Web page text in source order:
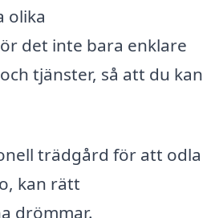
olika
det inte bara enklare
tjänster, så att du kan
trädgård för att odla
kan rätt
drömmar.